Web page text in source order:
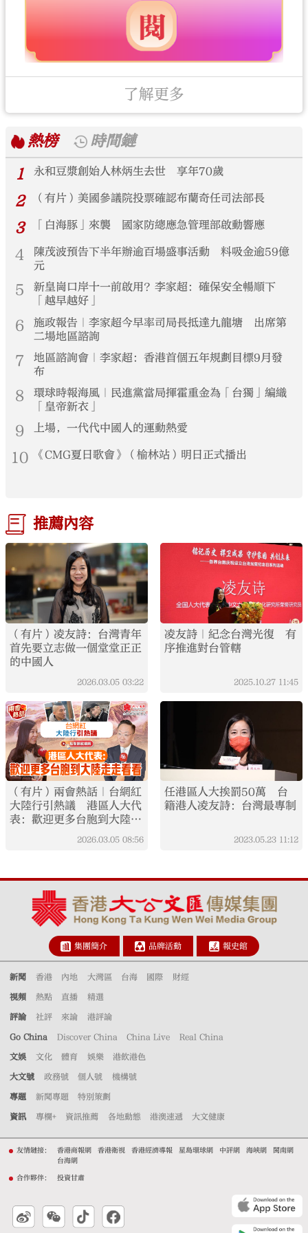
了解更多
熱榜
時間鏈
1
永和豆漿創始人林炳生去世 享年70歲
2 （有片）美國參議院投票確認布蘭奇任司法部長
3 「白海豚」來襲 國家防總應急管理部啟動響應
4
陳茂波預告下半年辦逾百場盛事活動 料吸金逾59億
元
5
新皇崗口岸十一前啟用？李家超：確保安全暢順下
「越早越好」
6
施政報告｜李家超今早率司局長抵達九龍塘 出席第
二場地區諮詢
7
地區諮詢會｜李家超：香港首個五年規劃目標9月發
布
8
環球時報海風｜民進黨當局揮霍重金為「台獨」編織
「皇帝新衣」
9 上場，一代代中國人的運動熱愛
10 《CMG夏日歌會》（榆林站）明日正式播出
推薦內容
（有片）凌友詩：台灣青年
首先要立志做一個堂堂正正
的中國人
2026.03.05 03:22
凌友詩｜紀念台灣光復 有
序推進對台管轄
2025.10.27 11:45
（有片）兩會熱話｜台網紅
大陸行引熱議 港區人大代
表：歡迎更多台胞到大陸走
2026.03.05 08:56
任港區人大挨罰50萬 台
籍港人凌友詩：台灣最專制
2023.05.23 11:12
集團簡介 品牌活動 報史館
新聞 香港 內地 大灣區 台海 國際 財經
視頻 熱點 直播 精選
評論 社評 來論 港評論
Go China Discover China China Live Real China
文娛 文化 體育 娛樂 港飲港色
大文號 政務號 個人號 機構號
專題 新聞專題 特別策劃
資訊 專欄+ 資訊推薦 各地動態 港澳速遞 大文健康
友情鏈接： 香港商報網 香港衛視 香港經濟導報 星島環球網 中評網 海峽網
閩南網
台海網
合作夥伴： 投資甘肅